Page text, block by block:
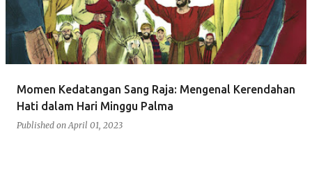
Momen Kedatangan Sang Raja: Mengenal Kerendahan
Hati dalam Hari Minggu Palma
Published onApril 01, 2023